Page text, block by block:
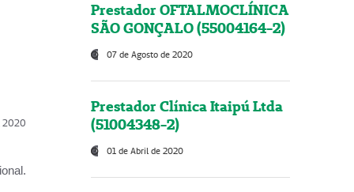
2020
Prestador OFTALMOCLÍNICA
SÃO GONÇALO (55004164-2)
07 de Agosto de 2020
Prestador Clínica Itaipú Ltda
(51004348-2)
01 de Abril de 2020